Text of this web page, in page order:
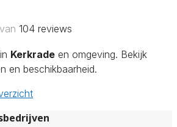
104 reviews
in Kerkrade en omgeving. Bekijk
en beschikbaarheid.